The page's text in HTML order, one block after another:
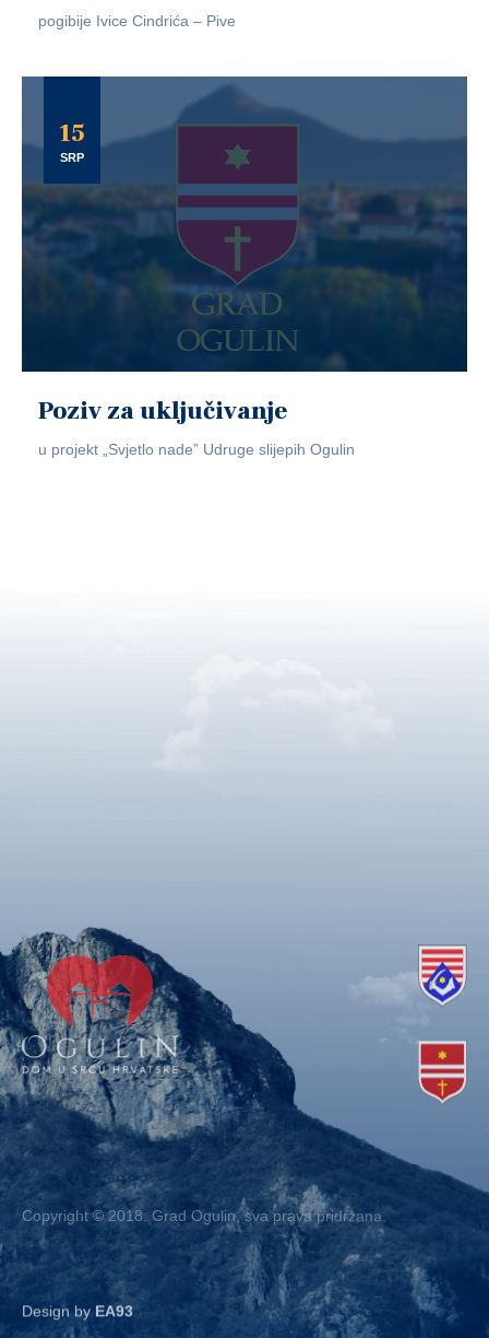
pogibije Ivice Cindrića – Pive
15
SRP
Poziv za uključivanje
u projekt „Svjetlo nade” Udruge slijepih Ogulin
Copyright © 2018. Grad Ogulin, sva prava pridržana.
Design by EA93
Kontakt